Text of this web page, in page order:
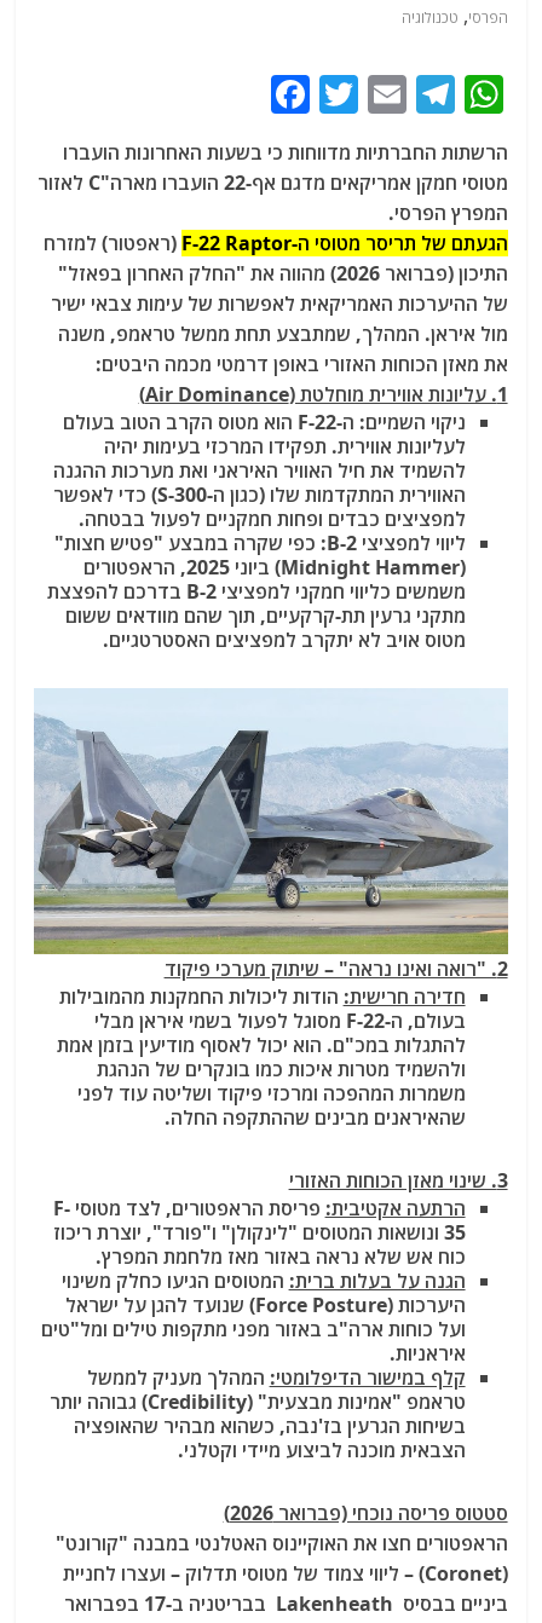
הפרסי, טכנולוגיה
W
at
s
A
p
p
T
e
g
ra
m
E
ai
l
T
itt
c
e
b
o
o
k
הרשתות החברתיות מדווחות כי בשעות האחרונות הועברו
מטוסי חמקן אמריקאים מדגם אף-22 הועברו מארה"C לאזור
המפרץ הפרסי.
הגעתם של תריסר מטוסי ה-F-22 Raptor
(ראפטור) למזרח
התיכון (פברואר 2026) מהווה את "החלק האחרון בפאזל"
של ההיערכות האמריקאית לאפשרות של עימות צבאי ישיר
מול איראן. המהלך, שמתבצע תחת ממשל טראמפ, משנה
את מאזן הכוחות האזורי באופן דרמטי מכמה היבטים:
1. עליונות אווירית מוחלטת (Air Dominance)
ניקוי השמיים:
ה-F-22 הוא מטוס הקרב הטוב בעולם
לעליונות אווירית. תפקידו המרכזי בעימות יהיה
להשמיד את חיל האוויר האיראני ואת מערכות ההגנה
האווירית המתקדמות שלו (כגון ה-S-300) כדי לאפשר
למפציצים כבדים ופחות חמקניים לפעול בבטחה.
ליווי למפציצי B-2: כפי שקרה במבצע "פטיש חצות"
(Midnight Hammer) ביוני 2025, הראפטורים
משמשים כליווי חמקני למפציצי B-2 בדרכם להפצצת
מתקני גרעין תת-קרקעיים, תוך שהם מוודאים ששום
מטוס אויב לא יתקרב למפציצים האסטרטגיים.
2. "רואה ואינו נראה" – שיתוק מערכי פיקוד
חדירה חרישית: הודות ליכולות החמקנות מהמובילות
בעולם, ה-F-22 מסוגל לפעול בשמי איראן מבלי
להתגלות במכ"ם. הוא יכול לאסוף מודיעין בזמן אמת
ולהשמיד מטרות איכות כמו בונקרים של הנהגת
משמרות המהפכה ומרכזי פיקוד ושליטה עוד לפני
שהאיראנים מבינים שההתקפה החלה.
3. שינוי מאזן הכוחות האזורי
הרתעה אקטיבית:
פריסת הראפטורים, לצד מטוסי F-
35 ונושאות המטוסים "לינקולן" ו"פורד", יוצרת ריכוז
כוח אש שלא נראה באזור מאז מלחמת המפרץ.
הגנה על בעלות ברית: המטוסים הגיעו כחלק משינוי
היערכות (Force Posture) שנועד להגן על ישראל
ועל כוחות ארה"ב באזור מפני מתקפות טילים ומל"טים
איראניות.
קלף במישור הדיפלומטי: המהלך מעניק לממשל
טראמפ "אמינות מבצעית" (Credibility) גבוהה יותר
בשיחות הגרעין בז'נבה, כשהוא מבהיר שהאופציה
הצבאית מוכנה לביצוע מיידי וקטלני.
סטטוס פריסה נוכחי (פברואר 2026)
הראפטורים חצו את האוקיינוס האטלנטי במבנה "קורונט"
(Coronet) – ליווי צמוד של מטוסי תדלוק – ועצרו לחניית
ביניים בבסיס Lakenheath בבריטניה ב-17 בפברואר